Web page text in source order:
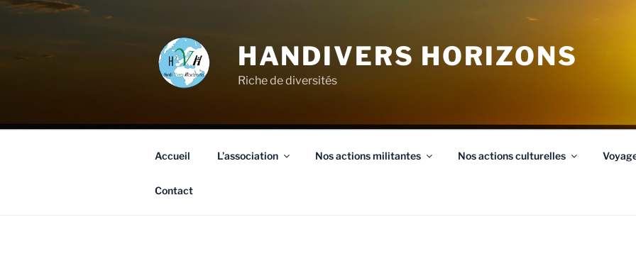
HANDIVERS HORIZONS
Riche de diversités
Accueil L’association Nos actions militantes Nos actions culturelles
Contact